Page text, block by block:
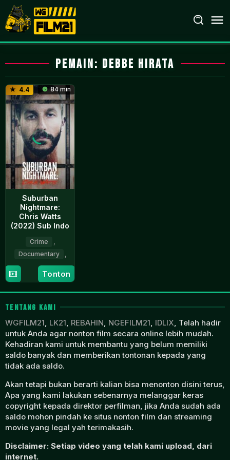
Loncat
ke
konten
Pemain: Debbe Hirata
4.4 84 min
Suburban
Nightmare:
Chris Watts
(2022) Sub Indo
Crime
Documentary
14
Jan
2022
Tonton
TENTANG KAMI
WGFILM21, LK21, REBAHIN, NGEFILM21, IDLIX, Telah hadir
untuk Anda agar nonton film secara online lebih mudah.
Kehadiran kami untuk membantu yang belum memiliki
saldo banyak dan memberikan tontonan kepada yang
tidak ada saldo.
Akan tetapi bukan berarti kalian bisa menonton disini terus,
Apa yang kami lakukan sebenarnya melanggar keras
copyright kepada direktor perfilman, jika Anda sudah ada
saldo mohon pindah ke situs nonton film dan streaming
movie yang legal yah terimakasih.
Disclaimer: Setiap video yang telah kami upload, dari
internet.